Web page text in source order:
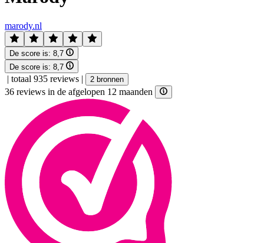
marody.nl
De score is: 8,7
De score is: 8,7
| totaal 935 reviews | 2 bronnen
36 reviews in de afgelopen 12 maanden